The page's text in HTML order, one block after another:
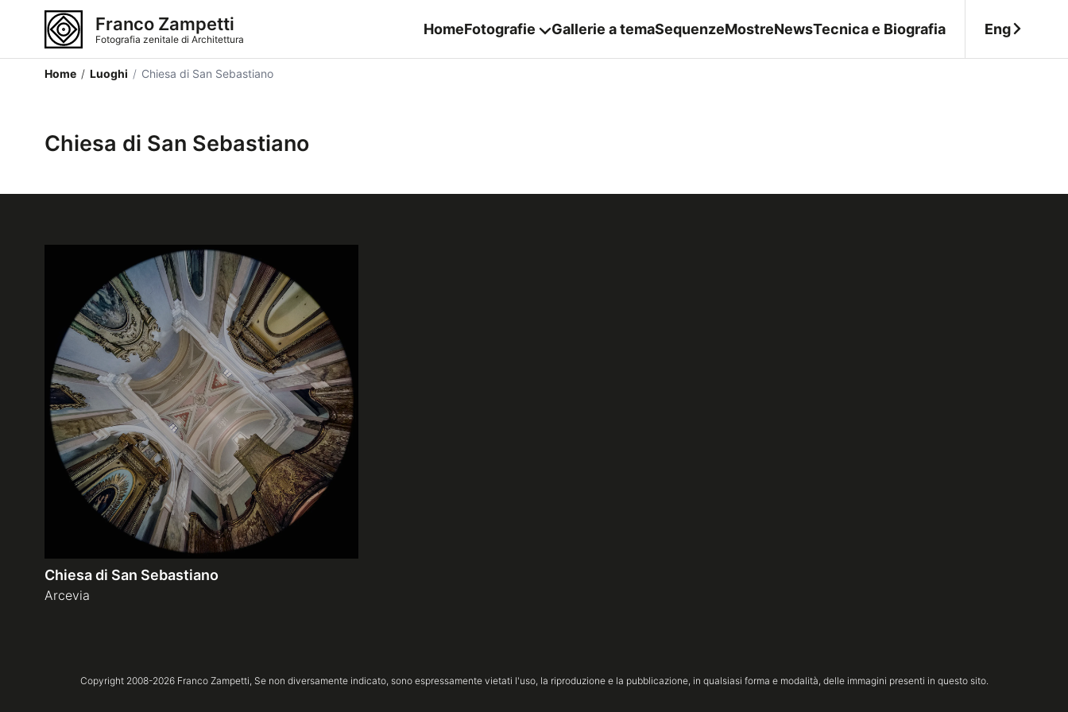
Franco Zampetti
Fotografia zenitale di Architettura
HomeFotografie Gallerie a temaSequenzeMostreNewsTecnica e Biografia Eng
Home / Luoghi / Chiesa di San Sebastiano
Chiesa di San Sebastiano
Chiesa di San Sebastiano
Arcevia
Copyright 2008-2026Franco Zampetti, Se non diversamente indicato, sono espressamente vietati l'uso, la riproduzione e la pubblicazione, in qualsiasi forma e modalità, delle immagini presenti in questo sito.